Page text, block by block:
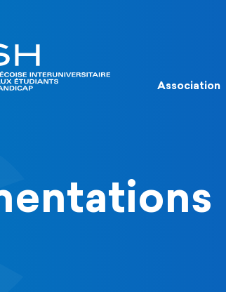
Association